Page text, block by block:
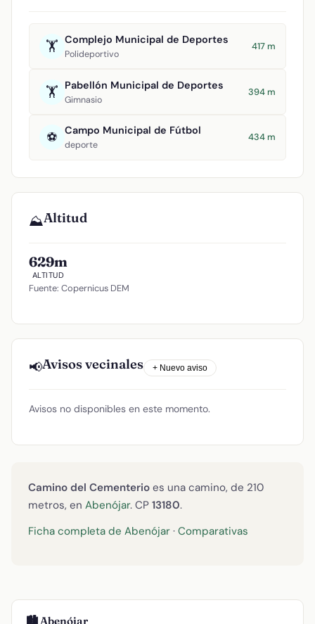
🏋️ Complejo Municipal de Deportes
Polideportivo
417 m
🏋️ Pabellón Municipal de Deportes
Gimnasio
394 m
⚽ Campo Municipal de Fútbol
deporte
434 m
⛰️Altitud
629m
ALTITUD
Fuente: Copernicus DEM
📢Avisos vecinales + Nuevo aviso
Avisos no disponibles en este momento.
Camino del Cementerio es una camino, de 210
metros, en Abenójar. CP 13180.
Ficha completa de Abenójar · Comparativas
🏙️ Abenójar